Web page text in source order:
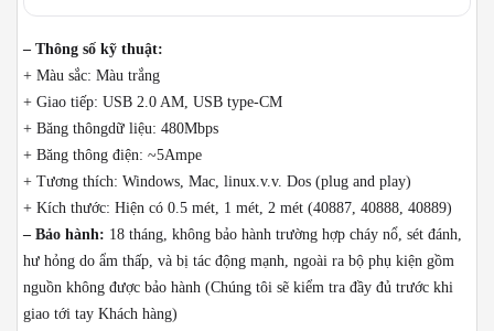
– Thông số kỹ thuật:
+ Màu sắc: Màu trắng
+ Giao tiếp: USB 2.0 AM, USB type-CM
+ Băng thôngdữ liệu: 480Mbps
+ Băng thông điện: ~5Ampe
+ Tương thích: Windows, Mac, linux.v.v. Dos (plug and play)
+ Kích thước: Hiện có 0.5 mét, 1 mét, 2 mét (40887, 40888, 40889)
– Bảo hành: 18 tháng, không bảo hành trường hợp cháy nổ, sét đánh,
hư hỏng do ẩm thấp, và bị tác động mạnh, ngoài ra bộ phụ kiện gồm
nguồn không được bảo hành (Chúng tôi sẽ kiểm tra đầy đủ trước khi
giao tới tay Khách hàng)